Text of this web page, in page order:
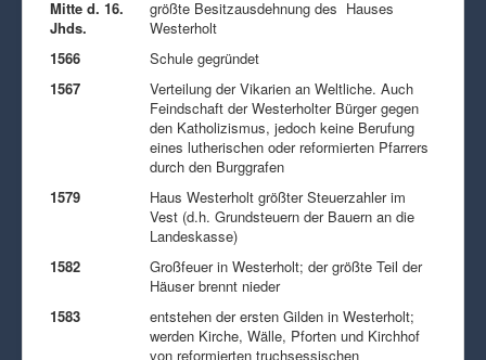
Mitte d. 16.
Jhds.
größte Besitzausdehnung des Hauses
Westerholt
1566
Schule gegründet
1567
Verteilung der Vikarien an Weltliche. Auch
Feindschaft der Westerholter Bürger gegen
den Katholizismus, jedoch keine Berufung
eines lutherischen oder reformierten Pfarrers
durch den Burggrafen
1579
Haus Westerholt größter Steuerzahler im
Vest (d.h. Grundsteuern der Bauern an die
Landeskasse)
1582
Großfeuer in Westerholt; der größte Teil der
Häuser brennt nieder
1583
entstehen der ersten Gilden in Westerholt;
werden Kirche, Wälle, Pforten und Kirchhof
von reformierten truchsessischen